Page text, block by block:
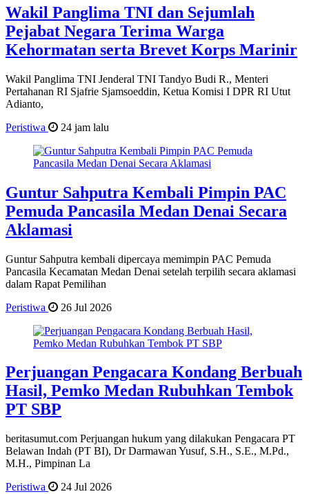
Wakil Panglima TNI dan Sejumlah
Pejabat Negara Terima Warga
Kehormatan serta Brevet Korps Marinir
Wakil Panglima TNI Jenderal TNI Tandyo Budi R., Menteri
Pertahanan RI Sjafrie Sjamsoeddin, Ketua Komisi I DPR RI Utut
Adianto,
Peristiwa
24 jam lalu
Guntur Sahputra Kembali Pimpin PAC
Pemuda Pancasila Medan Denai Secara
Aklamasi
Guntur Sahputra kembali dipercaya memimpin PAC Pemuda
Pancasila Kecamatan Medan Denai setelah terpilih secara aklamasi
dalam Rapat Pemilihan
Peristiwa
26 Jul 2026
Perjuangan Pengacara Kondang Berbuah
Hasil, Pemko Medan Rubuhkan Tembok
PT SBP
beritasumut.com Perjuangan hukum yang dilakukan Pengacara PT
Belawan Indah (PT BI), Dr Darmawan Yusuf, S.H., S.E., M.Pd.,
M.H., Pimpinan La
Peristiwa
24 Jul 2026